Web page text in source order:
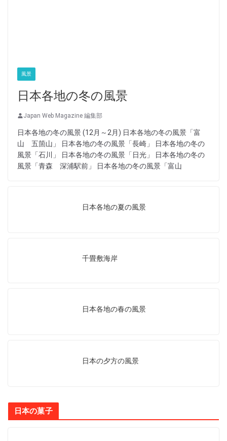
風景
日本各地の冬の風景
Japan Web Magazine 編集部
日本各地の冬の風景 (12月～2月) 日本各地の冬の風景「富
山 五箇山」 日本各地の冬の風景「長崎」 日本各地の冬の
風景「石川」 日本各地の冬の風景「日光」 日本各地の冬の
風景「青森 深浦駅前」 日本各地の冬の風景「富山
日本各地の夏の風景
千畳敷海岸
日本各地の春の風景
日本の夕方の風景
日本の菓子